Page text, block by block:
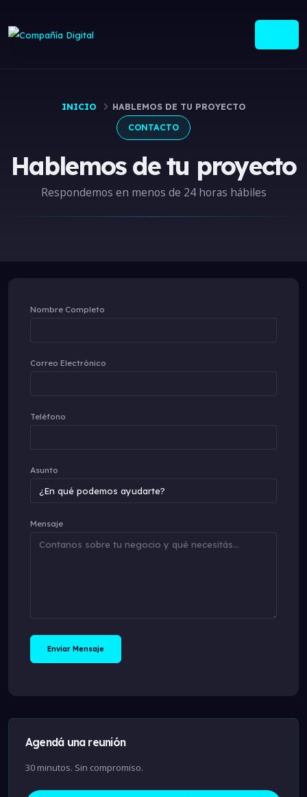
CONTACTO
Hablemos de tu proyecto
Respondemos en menos de 24 horas hábiles
INICIO HABLEMOS DE TU PROYECTO
Nombre Completo
Correo Electrónico
Teléfono
Asunto
Mensaje
Enviar Mensaje
Agendá una reunión
30 minutos. Sin compromiso.